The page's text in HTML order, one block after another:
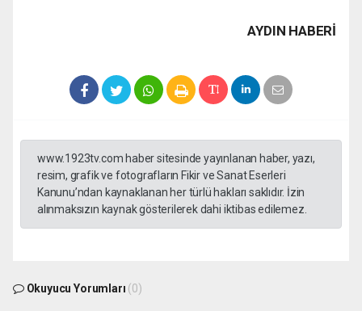
AYDIN HABERİ
www.1923tv.com haber sitesinde yayınlanan haber, yazı,
resim, grafik ve fotografların Fikir ve Sanat Eserleri
Kanunu’ndan kaynaklanan her türlü hakları saklıdır. İzin
alınmaksızın kaynak gösterilerek dahi iktibas edilemez.
Okuyucu Yorumları (0)